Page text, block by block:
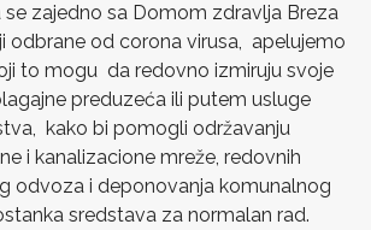
zajedno sa Domom zdravlja Breza
odbrane od corona virusa, apelujemo
to mogu da redovno izmiruju svoje
preduzeća ili putem usluge
kako bi pomogli održavanju
i kanalizacione mreže, redovnih
odvoza i deponovanja komunalnog
sredstava za normalan rad.